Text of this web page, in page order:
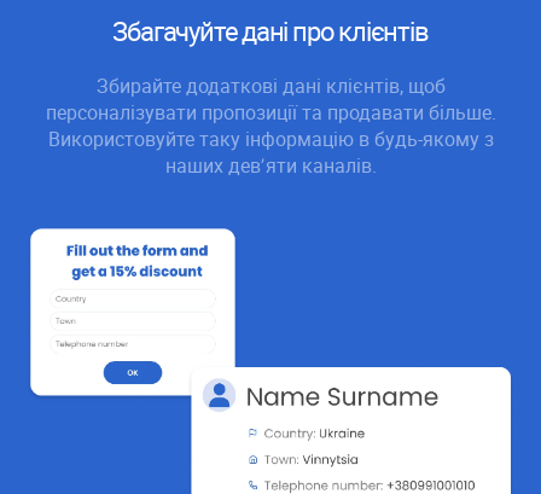
Збагачуйте дані про клієнтів
Збирайте додаткові дані клієнтів, щоб
персоналізувати пропозиції та продавати більше.
Використовуйте таку інформацію в будь-якому з
наших девʼяти каналів.